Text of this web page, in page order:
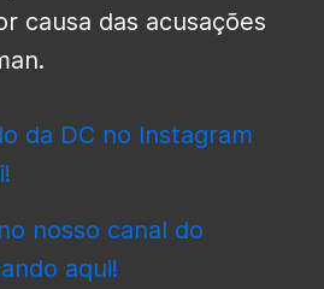
causa das acusações
da DC no Instagram
nosso canal do
aqui!